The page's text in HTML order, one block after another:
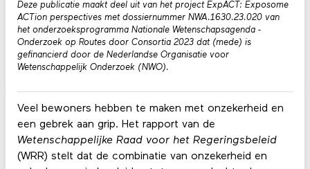
Veel bewoners hebben te maken met onzekerheid en
een gebrek aan grip. Het rapport van de
Wetenschappelijke Raad voor het Regeringsbeleid
(WRR) stelt dat de combinatie van onzekerheid en
Deze publicatie maakt deel uit van het project ExpACT: Exposome
ACTion perspectives met dossiernummer NWA.1630.23.020 van
het onderzoeksprogramma Nationale Wetenschapsagenda -
Onderzoek op Routes door Consortia 2023 dat (mede) is
gefinancierd door de Nederlandse Organisatie voor
Wetenschappelijk Onderzoek (NWO).